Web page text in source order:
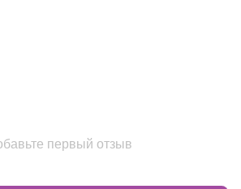
первый отзыв